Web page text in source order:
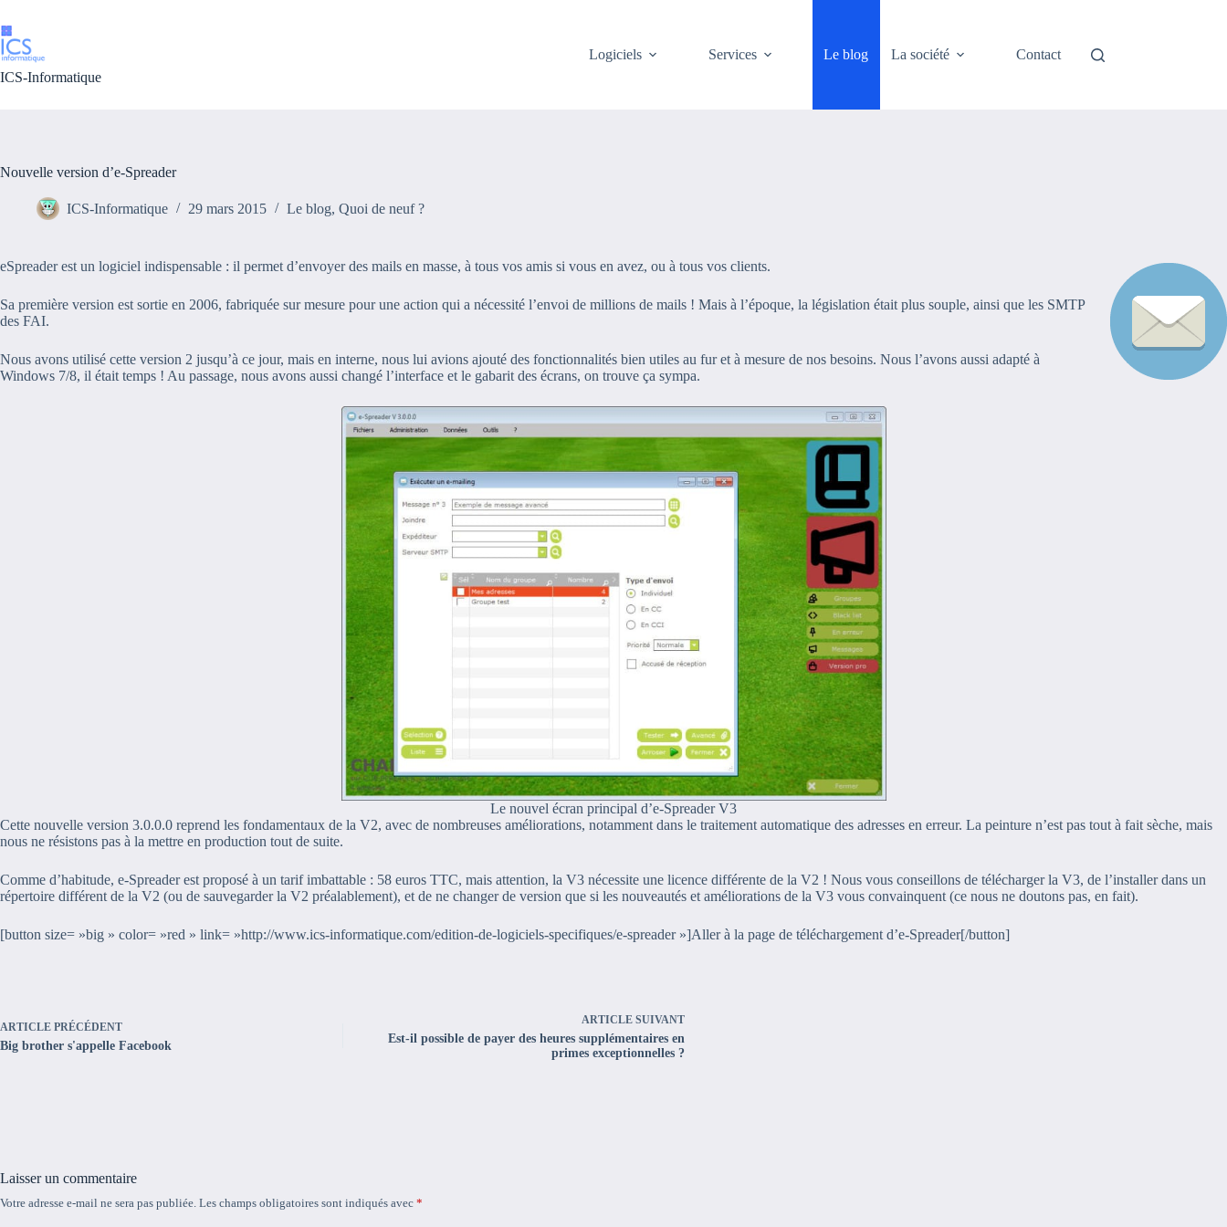
au
contenu
ICS-Informatique
Logiciels Services Le blog La société Contact
Nouvelle version d’e-Spreader
ICS-Informatique 29 mars 2015 Le blog, Quoi de neuf ?
eSpreader est un logiciel indispensable : il permet d’envoyer des mails en masse, à tous vos amis si vous en avez, ou à tous vos clients.
Sa première version est sortie en 2006, fabriquée sur mesure pour une action qui a nécessité l’envoi de millions de mails ! Mais à l’époque, la législation était plus souple, ainsi que les SMTP
des FAI.
Nous avons utilisé cette version 2 jusqu’à ce jour, mais en interne, nous lui avions ajouté des fonctionnalités bien utiles au fur et à mesure de nos besoins. Nous l’avons aussi adapté à
Windows 7/8, il était temps ! Au passage, nous avons aussi changé l’interface et le gabarit des écrans, on trouve ça sympa.
Le nouvel écran principal d’e-Spreader V3
Cette nouvelle version 3.0.0.0 reprend les fondamentaux de la V2, avec de nombreuses améliorations, notamment dans le traitement automatique des adresses en erreur. La peinture n’est pas tout à fait sèche, mais
nous ne résistons pas à la mettre en production tout de suite.
Comme d’habitude, e-Spreader est proposé à un tarif imbattable : 58 euros TTC, mais attention, la V3 nécessite une licence différente de la V2 ! Nous vous conseillons de télécharger la V3, de l’installer dans un
répertoire différent de la V2 (ou de sauvegarder la V2 préalablement), et de ne changer de version que si les nouveautés et améliorations de la V3 vous convainquent (ce nous ne doutons pas, en fait).
[button size= »big » color= »red » link= »http://www.ics-informatique.com/edition-de-logiciels-specifiques/e-spreader »]Aller à la page de téléchargement d’e-Spreader[/button]
ARTICLE PRÉCÉDENT
Big brother s'appelle Facebook
ARTICLE SUIVANT
Est-il possible de payer des heures supplémentaires en
primes exceptionnelles ?
Laisser un commentaire
Votre adresse e-mail ne sera pas publiée. Les champs obligatoires sont indiqués avec *